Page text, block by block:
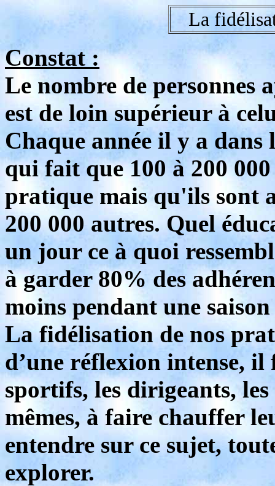
La
Constat :
Le nombre de
est de loin supérieur à
Chaque année il y a dans
qui fait que 100 à 200
pratique mais qu'ils sont
200 000 autres. Quel
un jour ce à quoi
à garder 80% des
moins pendant une saison
La fidélisation de nos
d’une réflexion intense,
sportifs, les dirigeants,
mêmes, à faire chauffer
entendre sur ce sujet,
explorer.